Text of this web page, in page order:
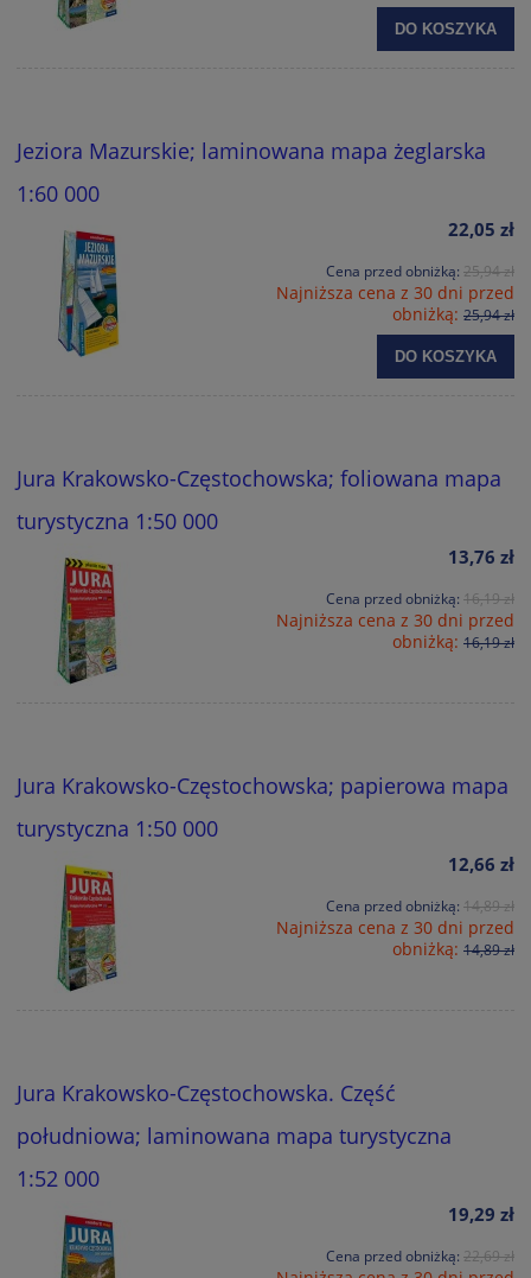
DO KOSZYKA
Jeziora Mazurskie; laminowana mapa żeglarska
1:60 000
22,05 zł
Cena przed obniżką: 25,94 zł
Najniższa cena z 30 dni przed
obniżką: 25,94 zł
DO KOSZYKA
Jura Krakowsko-Częstochowska; foliowana mapa
turystyczna 1:50 000
13,76 zł
Cena przed obniżką: 16,19 zł
Najniższa cena z 30 dni przed
obniżką: 16,19 zł
Jura Krakowsko-Częstochowska; papierowa mapa
turystyczna 1:50 000
12,66 zł
Cena przed obniżką: 14,89 zł
Najniższa cena z 30 dni przed
obniżką: 14,89 zł
Jura Krakowsko-Częstochowska. Część
południowa; laminowana mapa turystyczna
1:52 000
19,29 zł
Cena przed obniżką: 22,69 zł